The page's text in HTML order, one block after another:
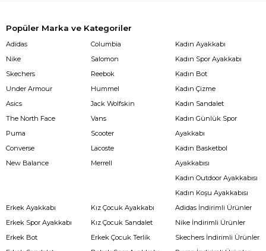
Popüler Marka ve Kategoriler
Adidas
Nike
Skechers
Under Armour
Asics
The North Face
Puma
Converse
New Balance
Columbia
Salomon
Reebok
Hummel
Jack Wolfskin
Vans
Scooter
Lacoste
Merrell
Kadın Ayakkabı
Kadın Spor Ayakkabı
Kadın Bot
Kadın Çizme
Kadın Sandalet
Kadın Günlük Spor
Ayakkabı
Kadın Basketbol
Ayakkabısı
Kadın Outdoor Ayakkabısı
Kadın Koşu Ayakkabısı
Erkek Ayakkabı
Erkek Spor Ayakkabı
Erkek Bot
Kız Çocuk Ayakkabı
Kız Çocuk Sandalet
Erkek Çocuk Terlik
Adidas İndirimli Ürünler
Nike İndirimli Ürünler
Skechers İndirimli Ürünler